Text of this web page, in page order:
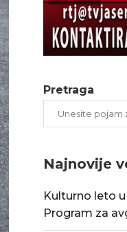
Pretraga
Najnovije
Kulturno leto
Program za